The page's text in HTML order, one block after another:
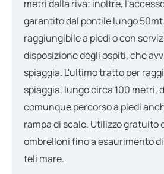
metri dalla riva; inoltre,
garantito dal pontile lungo
raggiungibile a piedi o con
disposizione degli ospiti, che
spiaggia. L'ultimo tratto per
spiaggia, lungo circa 100 metri,
comunque percorso a piedi
rampa di scale. Utilizzo gratuito
ombrelloni fino a esaurimento
teli mare.